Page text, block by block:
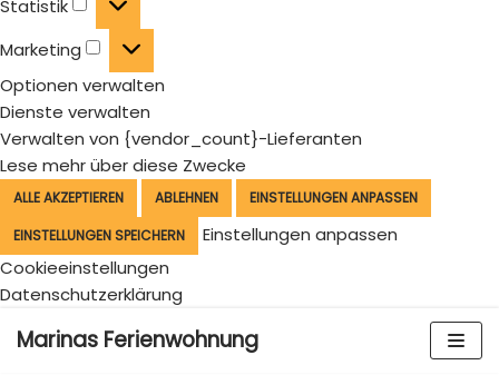
Statistik
Marketing
Optionen verwalten
Dienste verwalten
Verwalten von {vendor_count}-Lieferanten
Lese mehr über diese Zwecke
ALLE AKZEPTIEREN ABLEHNEN
EINSTELLUNGEN ANPASSEN
EINSTELLUNGEN SPEICHERN
Einstellungen anpassen
Cookieeinstellungen
Datenschutzerklärung
Zum
Marinas Ferienwohnung